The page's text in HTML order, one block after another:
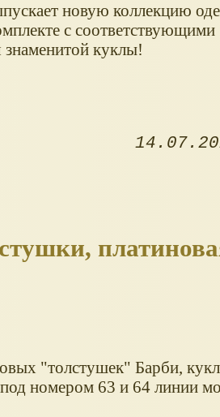
новую коллекцию
с соответствующими
куклы!
"толстушек" Барби,
номером 63 и 64 линии